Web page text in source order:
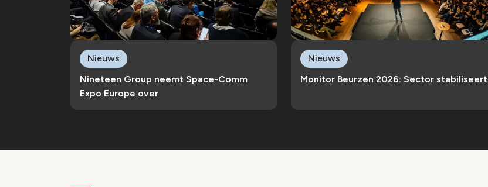
Nineteen Group neemt Space-Comm
Expo Europe over
Nieuws
Monitor Beurzen 2026: Sector stabiliseert
Nieuws